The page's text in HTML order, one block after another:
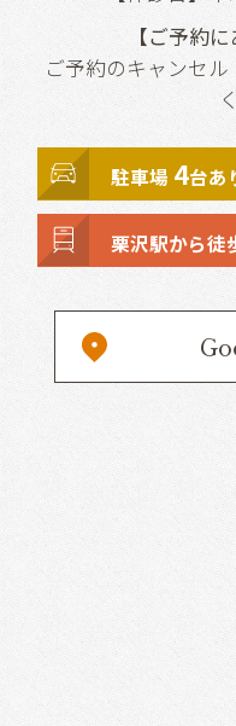
【ご予約に
ご予約のキャンセ
駐車場 4台あ
栗沢駅から徒